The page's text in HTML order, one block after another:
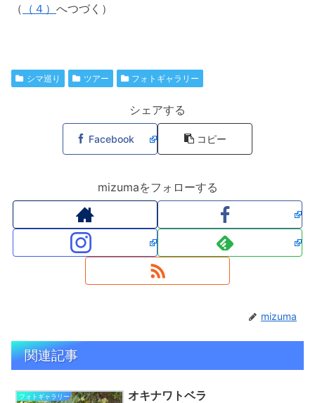
（ （４） へつづく）
シマ巡り ツアー フォトギャラリー
シェアする
Facebook コピー
mizumaをフォローする
mizuma
関連記事
フォトギャラリー オキナワトベラ